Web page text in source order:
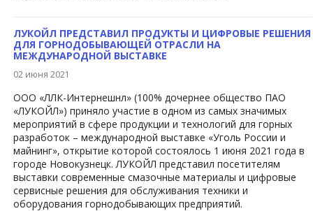
ЛУКОЙЛ ПРЕДСТАВИЛ ПРОДУКТЫ И ЦИФРОВЫЕ РЕШЕНИЯ
ДЛЯ ГОРНОДОБЫВАЮЩЕЙ ОТРАСЛИ НА
МЕЖДУНАРОДНОЙ ВЫСТАВКЕ
02 июня 2021
ООО «ЛЛК-Интернешнл» (100% дочернее общество ПАО
«ЛУКОЙЛ») приняло участие в одном из самых значимых
мероприятий в сфере продукции и технологий для горных
разработок – международной выставке «Уголь России и
майнинг», открытие которой состоялось 1 июня 2021 года в
городе Новокузнецк. ЛУКОЙЛ представил посетителям
выставки современные смазочные материалы и цифровые
сервисные решения для обслуживания техники и
оборудования горнодобывающих предприятий.